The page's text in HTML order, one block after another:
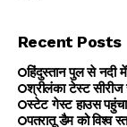
Recent Posts
हिंदुस्तान पुल से नदी
श्रीलंका टेस्ट सीरीज
स्टेट गेस्ट हाउस
पतरातू डैम को विश्व